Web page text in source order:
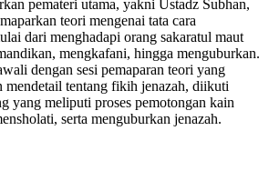
pemateri utama, yakni Ustadz Subhan,
teori mengenai tata cara
dari menghadapi orang sakaratul maut
mengkafani, hingga menguburkan.
dengan sesi pemaparan teori yang
mendetail tentang fikih jenazah, diikuti
yang meliputi proses pemotongan kain
serta menguburkan jenazah.